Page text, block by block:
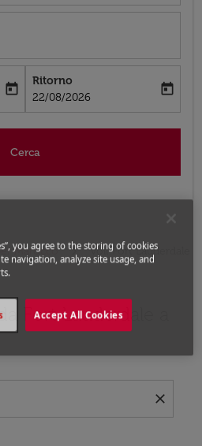
aria-label
today
Ritorno
fc-booking-return-date-aria-label
22/08/2026
today
Cerca
Marocco
Voli Fort Lauderdale
Fort Lauderdale a
close
il tuo percorso (origine e/o
you agree to the storing of cookies
navigation, analyze site usage, and
Accept All Cookies